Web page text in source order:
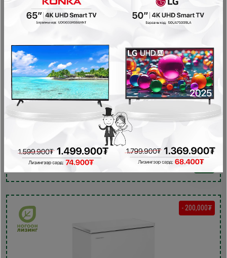
Xingx 200литр xөлдөөгч /BD-200YC/
Хөлдөөгч
599,900₮
459,900₮
- 200,000₮